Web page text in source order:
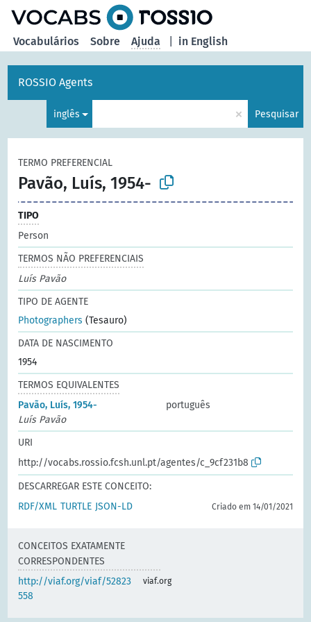
in English
Vocabulários Sobre Ajuda
ROSSIO Agents
inglês × Pesquisar
TERMO PREFERENCIAL
Pavão, Luís, 1954-
TIPO
Person
TERMOS NÃO PREFERENCIAIS
Luís Pavão
TIPO DE AGENTE
Photographers (Tesauro)
DATA DE NASCIMENTO
1954
TERMOS EQUIVALENTES
Pavão, Luís, 1954-
português
Luís Pavão
URI
http://vocabs.rossio.fcsh.unl.pt/agentes/c_9cf231b8
DESCARREGAR ESTE CONCEITO:
RDF/XML TURTLE JSON-LD Criado em 14/01/2021
CONCEITOS EXATAMENTE
CORRESPONDENTES
http://viaf.org/viaf/52823
558
viaf.org